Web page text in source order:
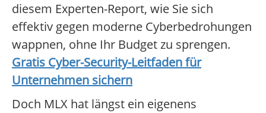
diesem Experten-Report, wie Sie sich
effektiv gegen moderne Cyberbedrohungen
wappnen, ohne Ihr Budget zu sprengen.
Gratis Cyber-Security-Leitfaden für
Unternehmen sichern
Doch MLX hat längst ein eigenens